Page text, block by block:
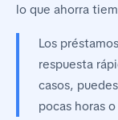
lo que ahorra
Los
respuesta
casos,
pocas horas